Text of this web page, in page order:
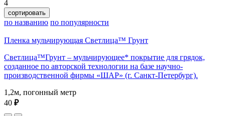
4
сортировать
по названию по популярности
Пленка мульчирующая Светлица™ Грунт
Светлица™Грунт – мульчирующее* покрытие для грядок,
созданное по авторской технологии на базе научно-
производственной фирмы «ШАР» (г. Санкт-Петербург).
1,2м, погонный метр
40 ₽